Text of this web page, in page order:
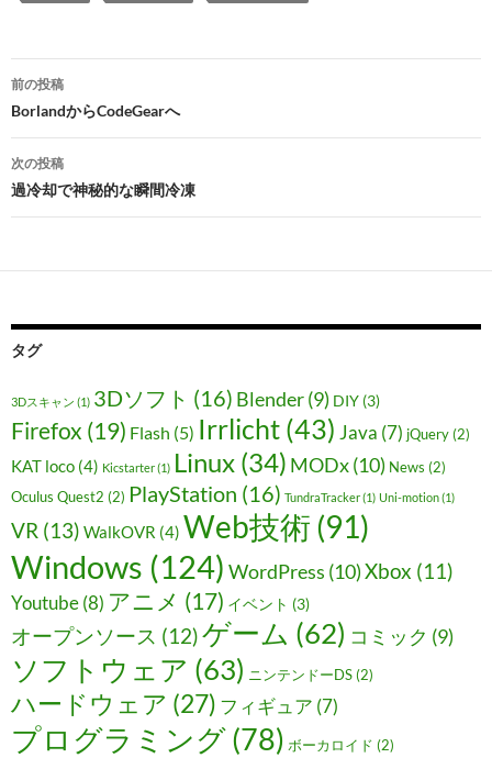
投
稿
ナ
ビ
ゲ
ー
ョ
前の投稿
BorlandからCodeGearへ
次の投稿
過冷却で神秘的な瞬間冷凍
タグ
3Dスキャン (1) 3Dソフト (16) Blender(9) DIY (3)
Firefox (19) Flash (5) Irrlicht (43) Java (7) jQuery (2)
KAT loco (4) Kicstarter(1) Linux (34) MODx(10) News (2)
Oculus Quest2 (2) PlayStation (16) TundraTracker(1) Uni-motion(1)
VR (13) WalkOVR (4) Web技術 (91)
Windows (124) WordPress (10)Xbox (11)
Youtube(8) アニメ (17) イベント (3)
オープンソース (12)ゲーム (62) コミック (9)
ソフトウェア (63) ニンテンドーDS (2)
ハードウェア (27) フィギュア (7)
プログラミング(78) ボーカロイド (2)